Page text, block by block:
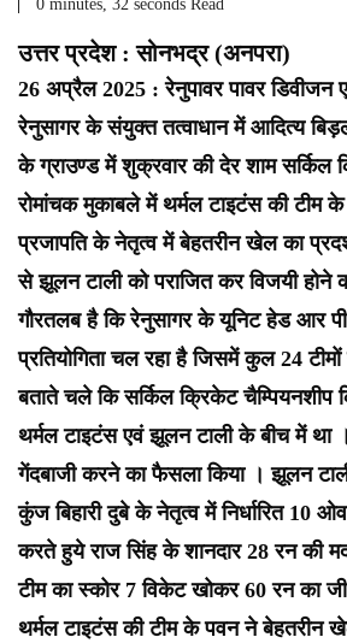
0 minutes, 32 seconds Read
उत्तर प्रदेश : सोनभद्र (अनपरा)
26 अप्रैल 2025 : रेनुपावर पावर डिवीजन
रेनुसागर के संयुक्त तत्वाधान में आदित्य
के ग्राउण्ड में शुक्रवार की देर शाम सर्किल
रोमांचक मुकाबले में थर्मल टाइटंस की टीम
प्रजापति के नेतृत्व में बेहतरीन खेल का
से झूलन टाली को पराजित कर विजयी होने
गौरतलब है कि रेनुसागर के यूनिट हेड आर पी
प्रतियोगिता चल रहा है जिसमें कुल 24 टीमों
बताते चले कि सर्किल क्रिकेट चैम्पियनशीप
थर्मल टाइटंस एवं झूलन टाली के बीच में था
गेंदबाजी करने का फैसला किया । झूलन
कुंज बिहारी दुबे के नेतृत्व में निर्धारित 10
करते हुये राज सिंह के शानदार 28 रन की
टीम का स्कोर 7 विकेट खोकर 60 रन का
थर्मल टाइटंस की टीम के पवन ने बेहतरीन